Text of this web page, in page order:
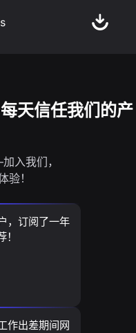
天信任我们的产
入我们，
验！
，订阅了一年
作出差期间网